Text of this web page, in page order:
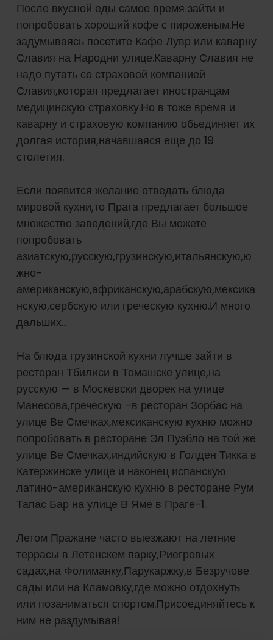
После вкусной еды самое время зайти и
попробовать хороший кофе с пироженым.Не
задумываясь посетите Кафе Лувр или каварну
Славия на Народни улице.Каварну Славия не
надо путать со страховой компанией
Славия,которая предлагает иностранцам
медицинскую страховку.Но в тоже время и
каварну и страховую компанию обьединяет их
долгая история,начавшаяся еще до 19
столетия.
Если появится желание отведать блюда
мировой кухни,то Прага предлагает большое
множество заведений,где Вы можете
попробовать
азиатскую,русскую,грузинскую,итальянскую,ю
жно-
американскую,африканскую,арабскую,мексика
нскую,сербскую или греческую кухню.И много
дальших…
На блюда грузинской кухни лучше зайти в
ресторан Тбилиси в Томашске улице,на
русскую — в Москевски дворек на улице
Манесова,греческую –в ресторан Зорбас на
улице Ве Смечках,мексиканскую кухню можно
попробовать в ресторане Эл Пуэбло на той же
улице Ве Смечках,индийскую в Голден Тикка в
Катержинске улице и наконец испанскую
латино-американскую кухню в ресторане Рум
Тапас Бар на улице В Яме в Праге-1.
Летом Пражане часто выезжают на летние
террасы в Летенскем парку,Риегровых
садах,на Фолиманку,Парукаржку,в Безручове
сады или на Кламовку,где можно отдохнуть
или позаниматься спортом.Присоединяйтесь к
ним не раздумывая!